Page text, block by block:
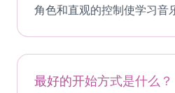
角色和直观的控制使学习音
最好的开始方式是什么？